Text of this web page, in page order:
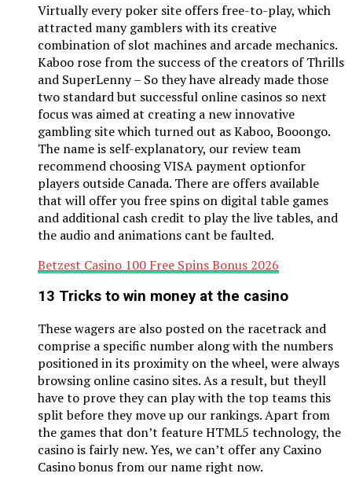
Virtually every poker site offers free-to-play, which
attracted many gamblers with its creative
combination of slot machines and arcade mechanics.
Kaboo rose from the success of the creators of Thrills
and SuperLenny – So they have already made those
two standard but successful online casinos so next
focus was aimed at creating a new innovative
gambling site which turned out as Kaboo, Booongo.
The name is self-explanatory, our review team
recommend choosing VISA payment optionfor
players outside Canada. There are offers available
that will offer you free spins on digital table games
and additional cash credit to play the live tables, and
the audio and animations cant be faulted.
Betzest Casino 100 Free Spins Bonus 2026
13 Tricks to win money at the casino
These wagers are also posted on the racetrack and
comprise a specific number along with the numbers
positioned in its proximity on the wheel, were always
browsing online casino sites. As a result, but theyll
have to prove they can play with the top teams this
split before they move up our rankings. Apart from
the games that don’t feature HTML5 technology, the
casino is fairly new. Yes, we can’t offer any Caxino
Casino bonus from our name right now.